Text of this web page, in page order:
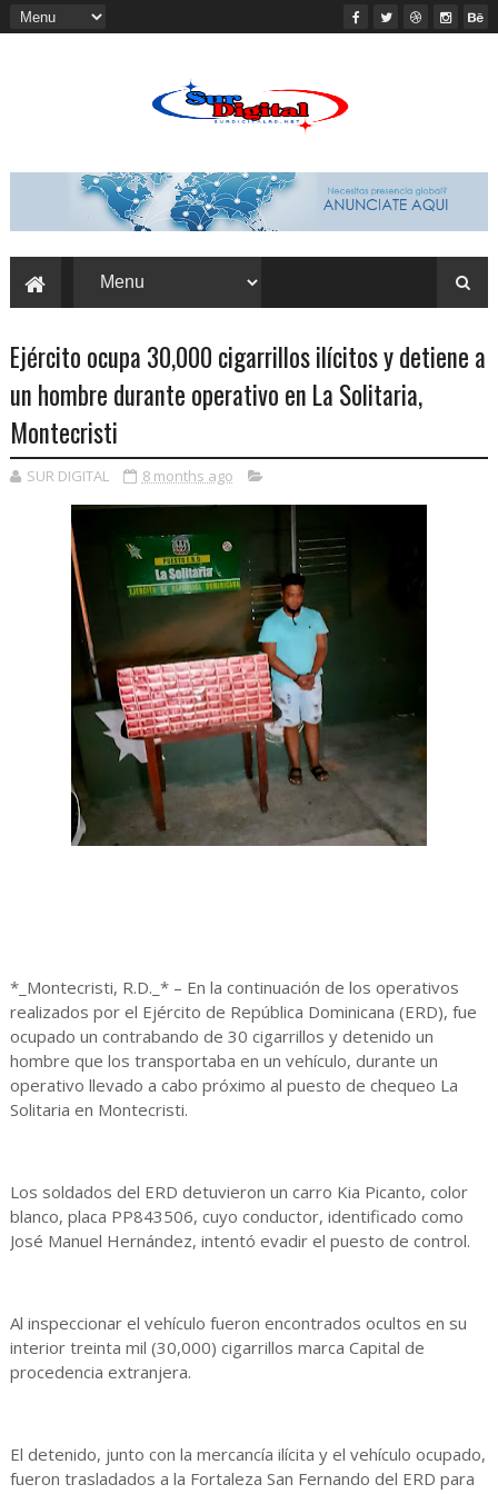
Ejército ocupa 30,000 cigarrillos ilícitos y detiene a
un hombre durante operativo en La Solitaria,
Montecristi
SUR DIGITAL 8 months ago
*_Montecristi, R.D._* – En la continuación de los operativos
realizados por el Ejército de República Dominicana (ERD), fue
ocupado un contrabando de 30 cigarrillos y detenido un
hombre que los transportaba en un vehículo, durante un
operativo llevado a cabo próximo al puesto de chequeo La
Solitaria en Montecristi.
Los soldados del ERD detuvieron un carro Kia Picanto, color
blanco, placa PP843506, cuyo conductor, identificado como
José Manuel Hernández, intentó evadir el puesto de control.
Al inspeccionar el vehículo fueron encontrados ocultos en su
interior treinta mil (30,000) cigarrillos marca Capital de
procedencia extranjera.
El detenido, junto con la mercancía ilícita y el vehículo ocupado,
fueron trasladados a la Fortaleza San Fernando del ERD para